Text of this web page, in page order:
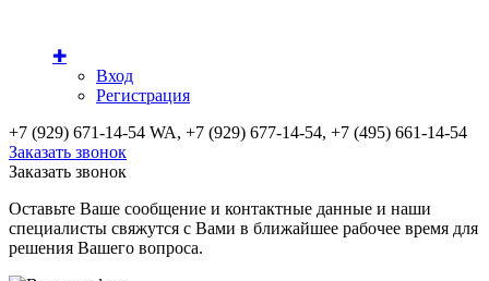
✚
Вход
Регистрация
+7 (929) 671-14-54 WA, +7 (929) 677-14-54, +7 (495) 661-14-54
Заказать звонок
Заказать звонок
Оставьте Ваше сообщение и контактные данные и наши
специалисты свяжутся с Вами в ближайшее рабочее время для
решения Вашего вопроса.